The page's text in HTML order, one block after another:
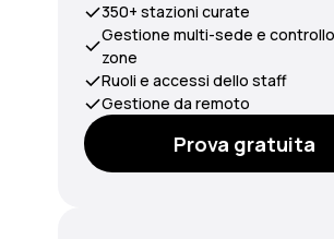
350+ stazioni curate
Gestione multi-sede e
zone
Ruoli e accessi dello staff
Gestione da remoto
Prova gratuita